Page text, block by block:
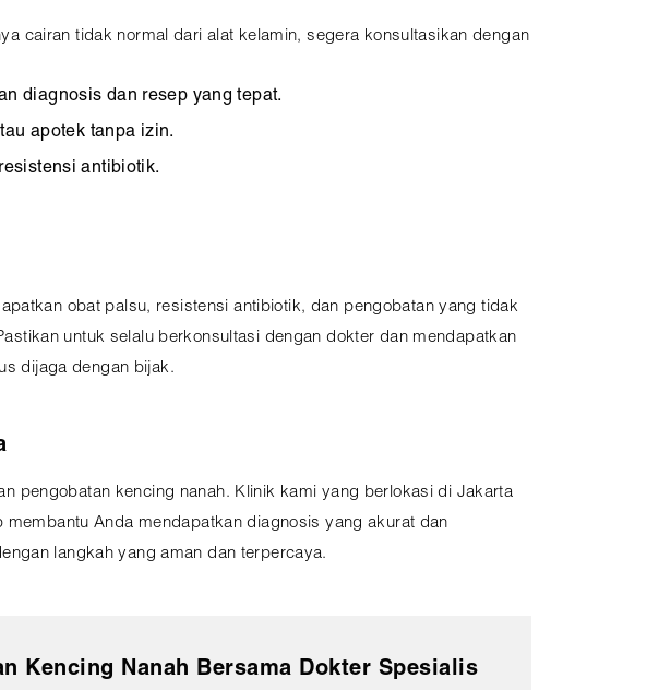
cairan tidak normal dari alat kelamin, segera konsultasikan dengan
diagnosis dan resep yang tepat.
apotek tanpa izin.
antibiotik.
obat palsu, resistensi antibiotik, dan pengobatan yang tidak
untuk selalu berkonsultasi dengan dokter dan mendapatkan
dijaga dengan bijak.
pengobatan kencing nanah. Klinik kami yang berlokasi di Jakarta
Anda mendapatkan diagnosis yang akurat dan
langkah yang aman dan terpercaya.
Kencing Nanah Bersama Dokter Spesialis